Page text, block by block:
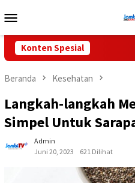
ke
Mobile
Konten Spesial
Beranda Kesehatan
Langkah-langkah
Simpel Untuk
Admin
Juni 20, 2023
621 Dilihat